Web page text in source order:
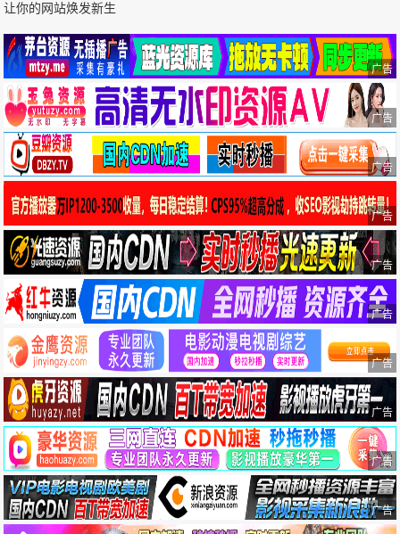
让你的网站焕发新生
广告
广告
广告
广告
广告
广告
广告
广告
广告
广告